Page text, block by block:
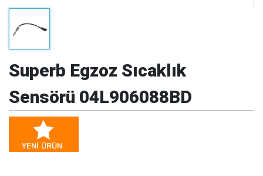
Superb Egzoz Sıcaklık
Sensörü 04L906088BD